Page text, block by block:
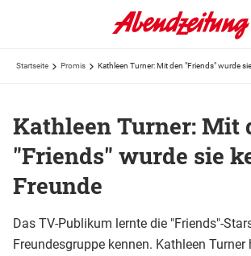
Startseite Promis Kathleen Turner: Mit den "Friends" wurde
Kathleen Turner: Mit
"Friends" wurde sie
Freunde
Das TV-Publikum lernte die "Friends"-
Freundesgruppe kennen. Kathleen Turner